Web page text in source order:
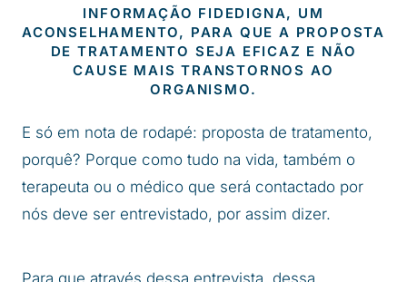
INFORMAÇÃO FIDEDIGNA, UM
ACONSELHAMENTO, PARA QUE A PROPOSTA
DE TRATAMENTO SEJA EFICAZ E NÃO
CAUSE MAIS TRANSTORNOS AO
ORGANISMO.
E só em nota de rodapé: proposta de tratamento,
porquê? Porque como tudo na vida, também o
terapeuta ou o médico que será contactado por
nós deve ser entrevistado, por assim dizer.